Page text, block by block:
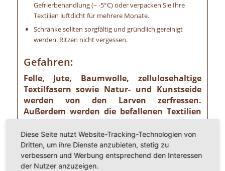
Gefrierbehandlung (~ -5°C) oder verpacken Sie Ihre
Textilien luftdicht für mehrere Monate.
Schränke sollten sorgfältig und gründlich gereinigt
werden. Ritzen nicht vergessen.
Gefahren:
Felle, Jute, Baumwolle, zellulosehaltige
Textilfasern sowie Natur- und Kunstseide
werden von den Larven zerfressen.
Außerdem werden die befallenen Textilien
verschmutzt.
Bekämpfung:
Diese Seite nutzt Website-Tracking-Technologien von
Dritten, um ihre Dienste anzubieten, stetig zu
verbessern und Werbung entsprechend den Interessen
der Nutzer anzuzeigen.